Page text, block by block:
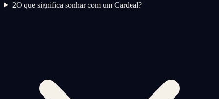
2O que significa sonhar com um Cardeal?